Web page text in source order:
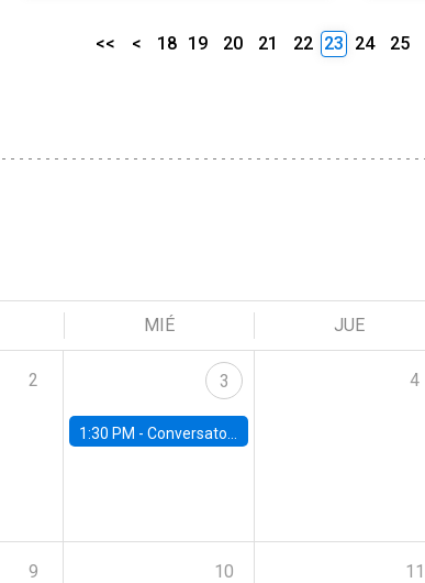
<< < 18 19 20 21 22 23 24 25
MIÉ JUE
2 3
1:30 PM -Conversatorio | Pobreza, Salud Mental y Violencia: Perspectivas y Propuestas desde la UC
4
9 10 11